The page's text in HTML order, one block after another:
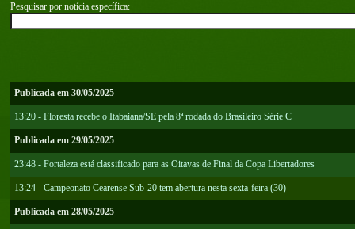
Pesquisar por notícia específica:
Publicada em 30/05/2025
13:20 - Floresta recebe o Itabaiana/SE pela 8ª rodada do Brasileiro Série C
Publicada em 29/05/2025
23:48 - Fortaleza está classificado para as Oitavas de Final da Copa Libertadores
13:24 - Campeonato Cearense Sub-20 tem abertura nesta sexta-feira (30)
Publicada em 28/05/2025